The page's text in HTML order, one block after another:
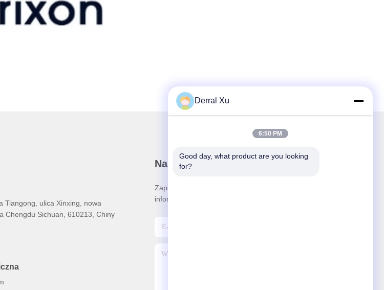
Tiangong, ulica Xinxing, nowa
Chengdu Sichuan, 610213, Chiny
Nasz biuletyn
Zapisz się do naszego biuletynu z rabatami i innymi
informacjami.
Derral Xu
6:50 PM
Good day, what product are you looking
for?